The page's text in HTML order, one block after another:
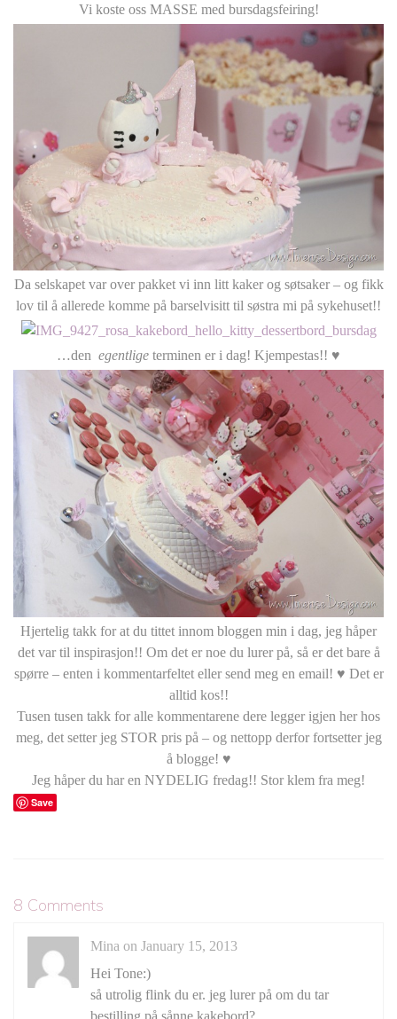
Vi koste oss MASSE med bursdagsfeiring!
Da selskapet var over pakket vi inn litt kaker og søtsaker – og fikk
lov til å allerede komme på barselvisitt til søstra mi på sykehuset!!
…den egentlige terminen er i dag! Kjempestas!! ♥
Hjertelig takk for at du tittet innom bloggen min i dag, jeg håper
det var til inspirasjon!! Om det er noe du lurer på, så er det bare å
spørre – enten i kommentarfeltet eller send meg en email! ♥ Det er
alltid kos!!
Tusen tusen takk for alle kommentarene dere legger igjen her hos
meg, det setter jeg STOR pris på – og nettopp derfor fortsetter jeg
å blogge! ♥
Jeg håper du har en NYDELIG fredag!! Stor klem fra meg!
Save
8 Comments
Mina on January 15, 2013
Hei Tone:)
så utrolig flink du er. jeg lurer på om du tar